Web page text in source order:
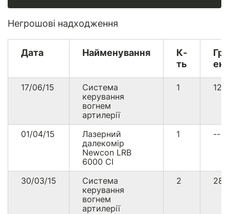
Негрошові надходження
Дата Найменування
К-
ть
17/06/15
Система
керування
вогнем
артилерії
1
01/04/15
Лазерний
далекомір
Newcon LRB
6000 CI
1 --
30/03/15
Система
керування
вогнем
артилерії
2